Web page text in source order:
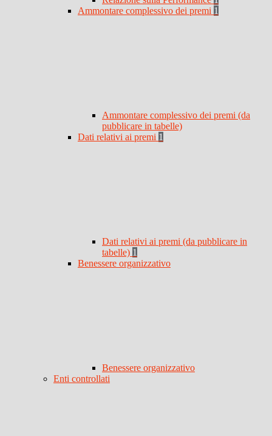
Ammontare complessivo dei premi 1
Ammontare complessivo dei premi (da
pubblicare in tabelle)
Dati relativi ai premi 1
Dati relativi ai premi (da pubblicare in
tabelle) 1
Benessere organizzativo
Benessere organizzativo
Enti controllati